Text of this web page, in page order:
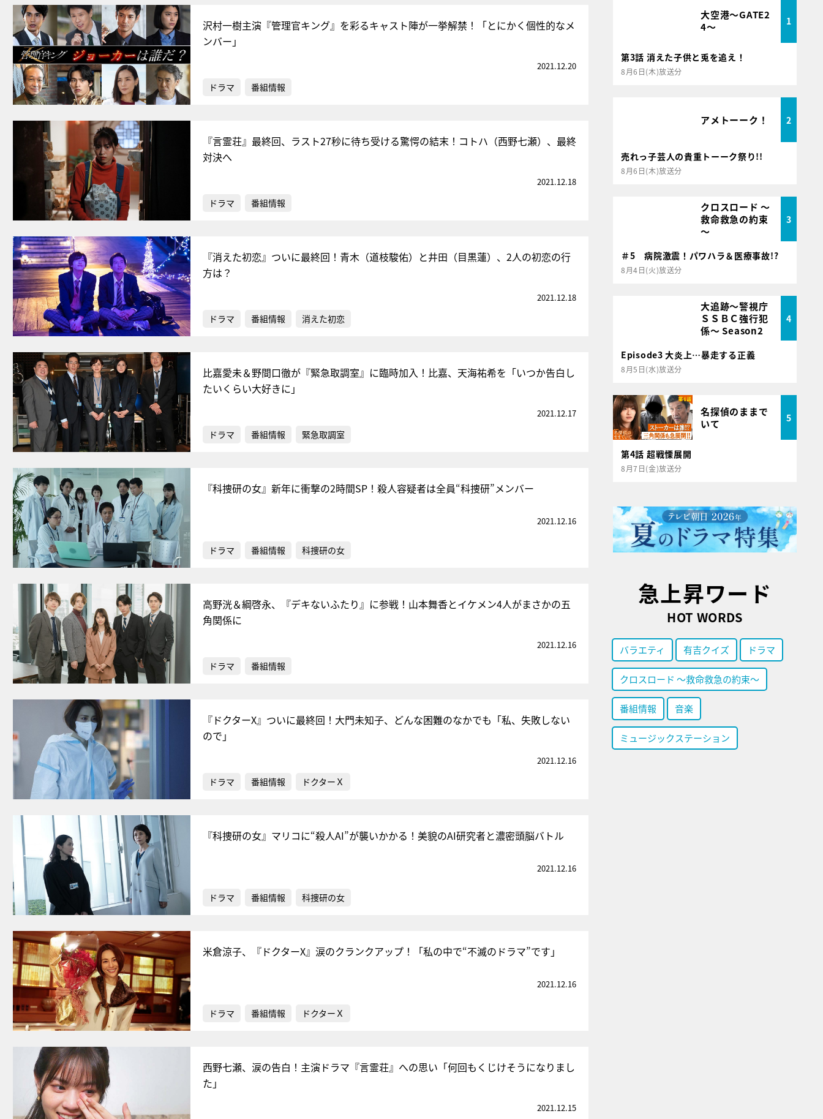
沢村一樹主演『管理官キング』を彩るキャスト陣が一挙解禁！「とにかく個性的なメ
ンバー」
2021.12.20
ドラマ 番組情報
『言霊荘』最終回、ラスト27秒に待ち受ける驚愕の結末！コトハ（西野七瀬）、最終
対決へ
2021.12.18
ドラマ 番組情報
『消えた初恋』ついに最終回！青木（道枝駿佑）と井田（目黒蓮）、2人の初恋の行
方は？
2021.12.18
ドラマ 番組情報 消えた初恋
比嘉愛未＆野間口徹が『緊急取調室』に臨時加入！比嘉、天海祐希を「いつか告白し
たいくらい大好きに」
2021.12.17
ドラマ 番組情報 緊急取調室
『科捜研の女』新年に衝撃の2時間SP！殺人容疑者は全員“科捜研”メンバー
2021.12.16
ドラマ 番組情報 科捜研の女
高野洸＆綱啓永、『デキないふたり』に参戦！山本舞香とイケメン4人がまさかの五
角関係に
2021.12.16
ドラマ 番組情報
『ドクターX』ついに最終回！大門未知子、どんな困難のなかでも「私、失敗しない
ので」
2021.12.16
ドラマ 番組情報 ドクターＸ
『科捜研の女』マリコに“殺人AI”が襲いかかる！美貌のAI研究者と濃密頭脳バトル
2021.12.16
ドラマ 番組情報 科捜研の女
米倉涼子、『ドクターX』涙のクランクアップ！「私の中で“不滅のドラマ”です」
2021.12.16
ドラマ 番組情報 ドクターＸ
西野七瀬、涙の告白！主演ドラマ『言霊荘』への思い「何回もくじけそうになりまし
た」
2021.12.15
大空港～GATE2
4～
1
第3話 消えた子供と兎を追え！
8月6日(木)放送分
アメトーーク！ 2
売れっ子芸人の貴重トーーク祭り!!
8月6日(木)放送分
クロスロード ～
救命救急の約束
～
3
＃5 病院激震！パワハラ＆医療事故!?
8月4日(火)放送分
大追跡～警視庁
ＳＳＢＣ強行犯
係～ Season2
4
Episode3 大炎上…暴走する正義
8月5日(水)放送分
名探偵のままで
いて
5
第4話 超戦慄展開
8月7日(金)放送分
急上昇ワード
HOT WORDS
バラエティ 有吉クイズ ドラマ
クロスロード ～救命救急の約束～
番組情報 音楽
ミュージックステーション